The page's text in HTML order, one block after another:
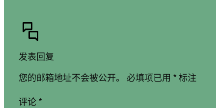
发表回复
您的邮箱地址不会被公开。
必填项已用 *标注
评论*